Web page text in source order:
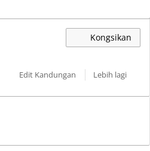
Kongsikan
Edit Kandungan
Lebih lagi